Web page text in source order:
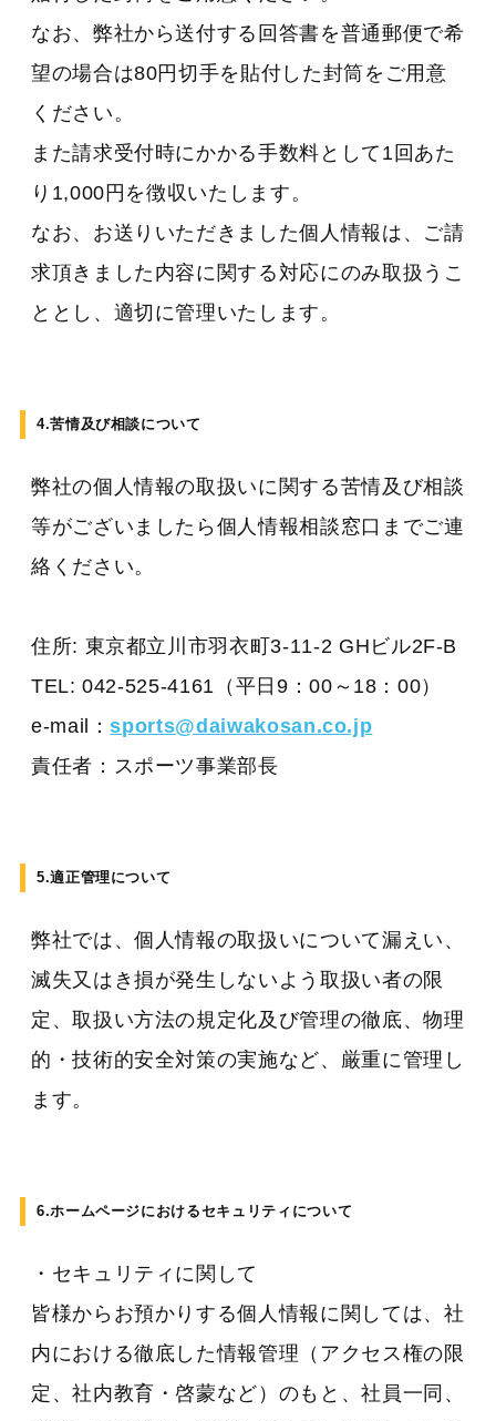
なお、弊社から送付する回答書を普通郵便で希
望の場合は80円切手を貼付した封筒をご用意
ください。
また請求受付時にかかる手数料として1回あた
り1,000円を徴収いたします。
なお、お送りいただきました個人情報は、ご請
求頂きました内容に関する対応にのみ取扱うこ
ととし、適切に管理いたします。
4.苦情及び相談について
弊社の個人情報の取扱いに関する苦情及び相談
等がございましたら個人情報相談窓口までご連
絡ください。
住所: 東京都立川市羽衣町3-11-2 GHビル2F-B
TEL: 042-525-4161（平日9：00～18：00）
e-mail：sports@daiwakosan.co.jp
責任者：スポーツ事業部長
5.適正管理について
弊社では、個人情報の取扱いについて漏えい、
滅失又はき損が発生しないよう取扱い者の限
定、取扱い方法の規定化及び管理の徹底、物理
的・技術的安全対策の実施など、厳重に管理し
ます。
6.ホームページにおけるセキュリティについて
・セキュリティに関して
皆様からお預かりする個人情報に関しては、社
内における徹底した情報管理（アクセス権の限
定、社内教育・啓蒙など）のもと、社員一同、